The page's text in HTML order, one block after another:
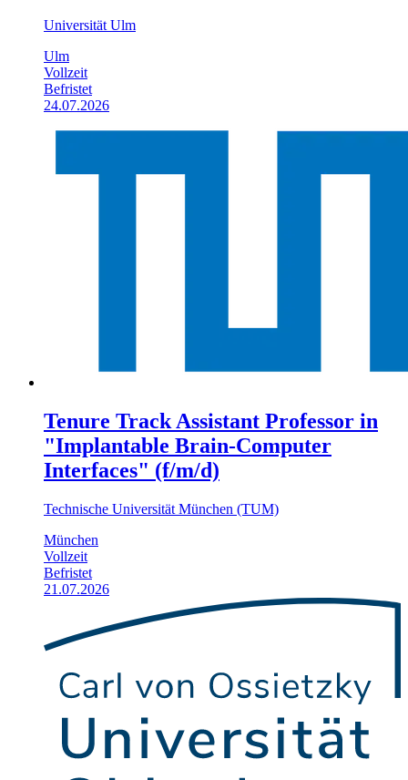
Universität Ulm
Ulm
Vollzeit
Befristet
24.07.2026
Tenure Track Assistant Professor in
"Implantable Brain-Computer
Interfaces" (f/m/d)
Technische Universität München (TUM)
München
Vollzeit
Befristet
21.07.2026